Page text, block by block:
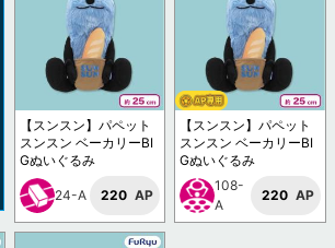
【スンスン】パペット
スンスン ベーカリーBI
Gぬいぐるみ
24-A 220 AP
【スンスン】パペット
スンスン ベーカリーBI
Gぬいぐるみ
108-
A
220 AP